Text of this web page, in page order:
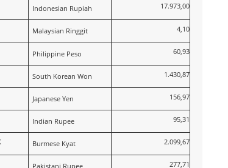
Indonesian Rupiah 17.973,00
Malaysian Ringgit 4,10
Philippine Peso 60,93
South Korean Won 1.430,87
Japanese Yen 156,97
Indian Rupee 95,31
Burmese Kyat 2.099,67
Pakistani Rupee 277,71